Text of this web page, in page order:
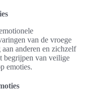
van de vroege
anderen en zichzelf
begrijpen van veilige
emoties.